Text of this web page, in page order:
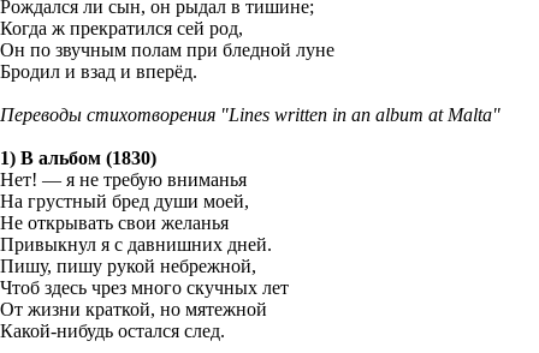
Рождался ли сын, он рыдал в тишине;
Когда ж прекратился сей род,
Он по звучным полам при бледной луне
Бродил и взад и вперёд.
Переводы стихотворения "Lines written in an album at Malta"
1) В альбом (1830)
Нет! — я не требую вниманья
На грустный бред души моей,
Не открывать свои желанья
Привыкнул я с давнишних дней.
Пишу, пишу рукой небрежной,
Чтоб здесь чрез много скучных лет
От жизни краткой, но мятежной
Какой-нибудь остался след.